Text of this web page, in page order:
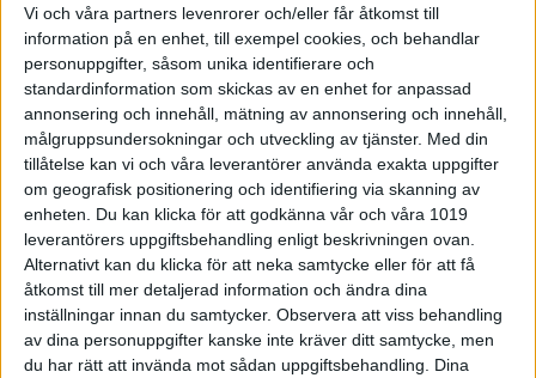
Vi och våra partners levenrorer och/eller får åtkomst till
information på en enhet, till exempel cookies, och behandlar
personuppgifter, såsom unika identifierare och
standardinformation som skickas av en enhet for anpassad
annonsering och innehåll, mätning av annonsering och innehåll,
målgruppsundersokningar och utveckling av tjänster. Med din
tillåtelse kan vi och våra leverantörer använda exakta uppgifter
om geografisk positionering och identifiering via skanning av
enheten. Du kan klicka för att godkänna vår och våra 1019
leverantörers uppgiftsbehandling enligt beskrivningen ovan.
Alternativt kan du klicka för att neka samtycke eller för att få
åtkomst till mer detaljerad information och ändra dina
inställningar innan du samtycker. Observera att viss behandling
av dina personuppgifter kanske inte kräver ditt samtycke, men
du har rätt att invända mot sådan uppgiftsbehandling. Dina
Team Pergamon är svenska
mästare
22 maj 2022 19:47